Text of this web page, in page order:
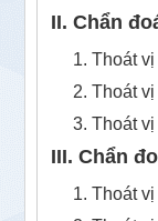
II. Chẩn
1. Thoát
2. Thoát
3. Thoát
III. Chẩn
1. Thoát